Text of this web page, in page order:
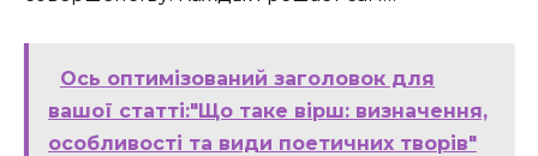
Ось оптимізований заголовок для
вашої статті:"Що таке вірш: визначення,
особливості та види поетичних творів"